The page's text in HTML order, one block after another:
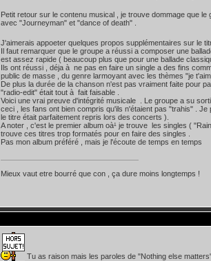
Petit retour sur le contenu musical , je trouve dommage que
avec "Journeyman" et "dance of death" .
J'aimerais appoeter quelques propos supplémentaires sur le
Il faut remarquer que le groupe a réussi a composer une
est assez rapide ( beaucoup plus que pour une ballade
Ils ont réussi , déja à ne pas en faire un single a des fins
public de masse , du genre larmoyant avec les thèmes "je
De plus la durée de la chanson n'est pas vraiment faite pour
"radio-edit" était tout à fait faisable .
Voici une vrai preuve d'intégrité musicale . Le groupe a su
ceci , les fans ont bien compris qu'ils n'étaient pas "trahis" .
le titre était parfaitement repris lors des concerts ).
A noter , c'est le premier album oà¹ je trouve les singles (
trouve ces titres trop formatés pour en faire des singles .
Pas mon album préféré , mais je l'écoute de temps en temps
Mieux vaut etre bourré que con , ça dure moins longtemps !
Tu as raison mais les paroles de "Nothing else